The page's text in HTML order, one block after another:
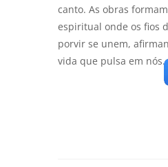
canto. As obras
espiritual onde os fios
porvir se unem,
vida que pulsa em nós.